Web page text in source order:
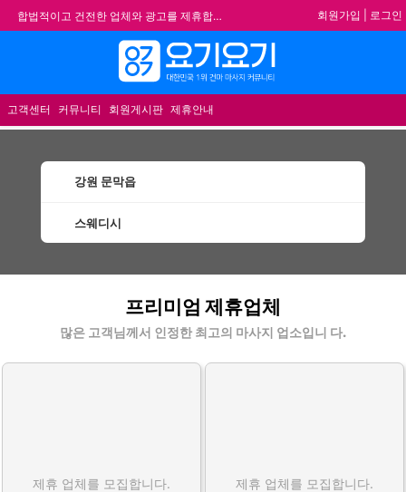
합법적이고 건전한 업체와 광고를 제휴합니다.
★요기요기 설 연휴 휴무 안내★
★ 요기요기 업체회원 안내사항 ★
불건전한 게시글은 삭제 및 회원탈퇴 됩니다.
회원가입 로그인
고객센터 커뮤니티 회원게시판 제휴안내
강원 문막읍
스웨디시
프리미엄 제휴업체
많은 고객님께서 인정한 최고의 마사지 업소입니 다.
제휴 업체를 모집합니다. 제휴 업체를 모집합니다.